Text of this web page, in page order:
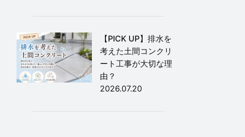
【PICK UP】排水を
考えた土間コンクリ
ート工事が大切な理
由？
2026.07.20